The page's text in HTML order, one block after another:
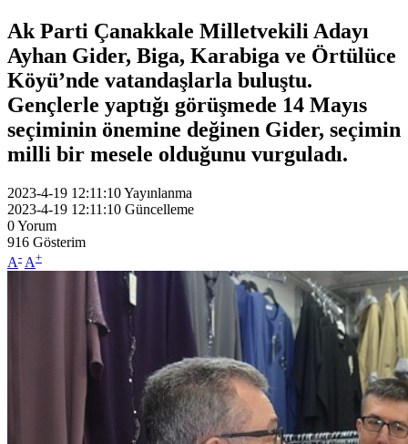
Ak Parti Çanakkale Milletvekili Adayı
Ayhan Gider, Biga, Karabiga ve Örtülüce
Köyü’nde vatandaşlarla buluştu.
Gençlerle yaptığı görüşmede 14 Mayıs
seçiminin önemine değinen Gider, seçimin
milli bir mesele olduğunu vurguladı.
2023-4-19 12:11:10Yayınlanma
2023-4-19 12:11:10 Güncelleme
0Yorum
916 Gösterim
A- A+